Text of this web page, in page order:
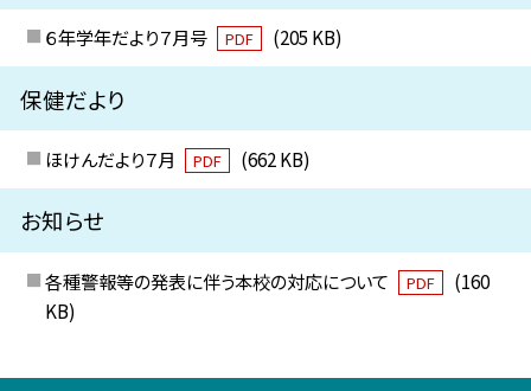
６年学年だより７月号 PDF (205 KB)
保健だより
ほけんだより７月 PDF (662 KB)
お知らせ
各種警報等の発表に伴う本校の対応について PDF
(160
KB)